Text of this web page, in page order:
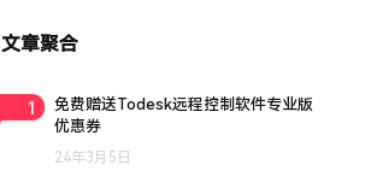
文章聚合
1
免费赠送Todesk远程控制软件专业版
优惠券
24年3月5日